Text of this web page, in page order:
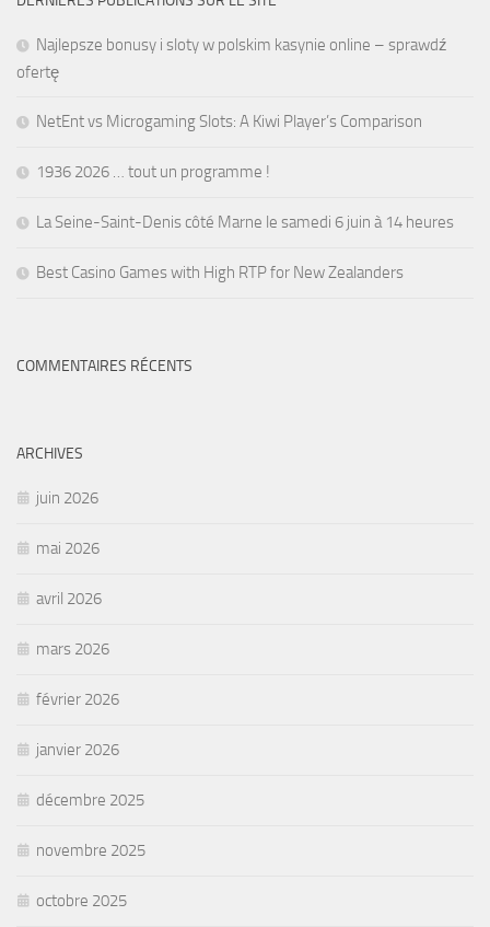
Najlepsze bonusy i sloty w polskim kasynie online – sprawdź
ofertę
NetEnt vs Microgaming Slots: A Kiwi Player’s Comparison
1936 2026 … tout un programme !
La Seine-Saint-Denis côté Marne le samedi 6 juin à 14 heures
Best Casino Games with High RTP for New Zealanders
COMMENTAIRES RÉCENTS
ARCHIVES
juin 2026
mai 2026
avril 2026
mars 2026
février 2026
janvier 2026
décembre 2025
novembre 2025
octobre 2025